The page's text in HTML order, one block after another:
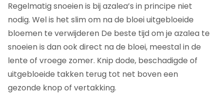
Regelmatig snoeien is bij azalea’s in principe niet
nodig. Wel is het slim om na de bloei uitgebloeide
bloemen te verwijderen De beste tijd om je azalea te
snoeien is dan ook direct na de bloei, meestal in de
lente of vroege zomer. Knip dode, beschadigde of
uitgebloeide takken terug tot net boven een
gezonde knop of vertakking.